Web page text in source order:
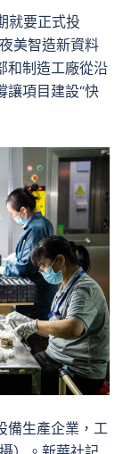
就要正式投
美智造新資料
和制造工廠從沿
讓項目建設“快
備生產企業，工